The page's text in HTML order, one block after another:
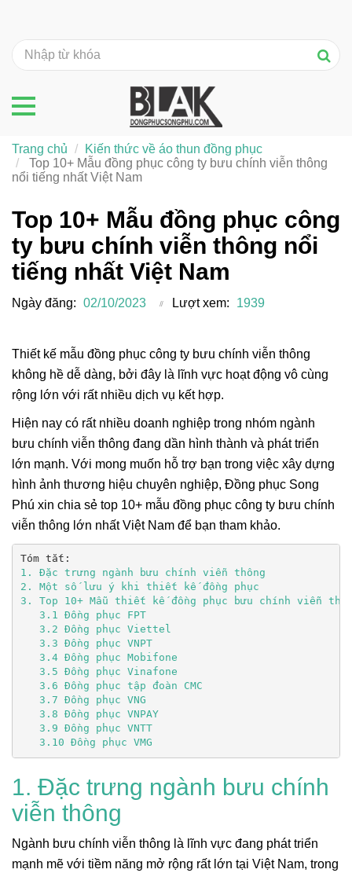
Top 10+ Mẫu đồng phục công
ty bưu chính viễn thông nổi
tiếng nhất Việt Nam
Ngày đăng: 02/10/2023 Lượt xem: 1939
Thiết kế mẫu đồng phục công ty bưu chính viễn thông
không hề dễ dàng, bởi đây là lĩnh vực hoạt động vô cùng
rộng lớn với rất nhiều dịch vụ kết hợp.
Hiện nay có rất nhiều doanh nghiệp trong nhóm ngành
bưu chính viễn thông đang dần hình thành và phát triển
lớn mạnh. Với mong muốn hỗ trợ bạn trong việc xây dựng
hình ảnh thương hiệu chuyên nghiệp, Đồng phục Song
Phú xin chia sẻ top 10+ mẫu đồng phục công ty bưu chính
viễn thông lớn nhất Việt Nam để bạn tham khảo.
   3.1 Đồng phục FPT
   3.3 Đồng phục VNPT
   3.8 Đồng phục VNPAY
   3.9 Đồng phục VNTT
3.10 Đồng phục VMG
1. Đặc trưng ngành bưu chính
viễn thông
Ngành bưu chính viễn thông là lĩnh vực đang phát triển
mạnh mẽ với tiềm năng mở rộng rất lớn tại Việt Nam, trong
Trang chủ
Kiến thức về áo thun đồng phục
Top 10+ Mẫu đồng phục công ty bưu chính viễn thông
nổi tiếng nhất Việt Nam